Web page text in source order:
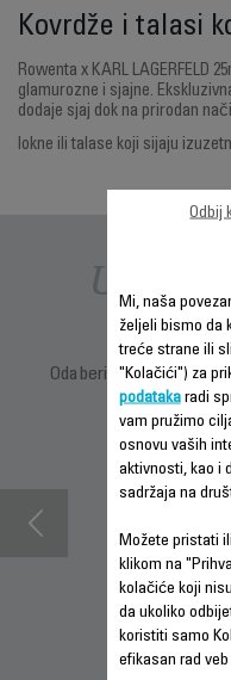
Kovrdže i talasi
Rowenta x KARL LAGERFELD
glamurozne i sjajne.
dodaje sjaj dok na prirodan
lokne ili talase koji sijaju
Odaberite jezik za
INFORMACIJE O
GARANCIJI
Mi, naša
željeli bismo da
treće strane ili
"Kolačići") za
podatakaradi
vam pružimo
osnovu vaših
aktivnosti, kao i
sadržaja na
Možete pristati
klikom na
kolačiće koji
da ukoliko
koristiti samo
efikasan rad
Odbij